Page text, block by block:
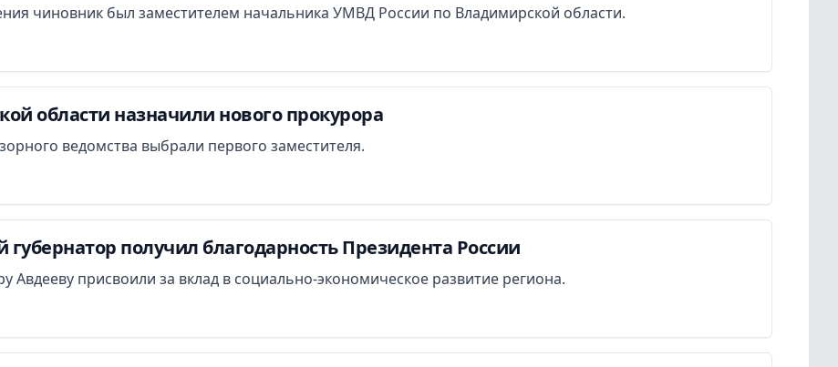
чиновник был заместителем начальника УМВД России по Владимирской области.
области назначили нового прокурора
ведомства выбрали первого заместителя.
получил благодарность Президента России
Авдееву присвоили за вклад в социально-экономическое развитие региона.